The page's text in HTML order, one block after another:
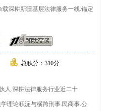
深耕新疆基层法律服务一线.锚定
总积分：310分
人.深耕法律服务行业近二十
理论积淀与横跨刑事.民商事.公